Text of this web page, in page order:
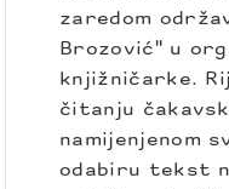
zaredom
Brozović" u
knjižničarke.
čitanju
namijenjenom
odabiru tekst